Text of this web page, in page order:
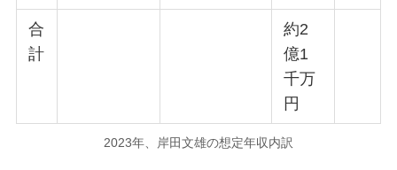
合
計
約2
億1
千万
円
2023年、岸田文雄の想定年収内訳